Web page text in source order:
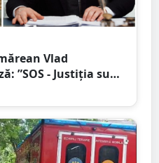
Vlad
”SOS - Justiția sub